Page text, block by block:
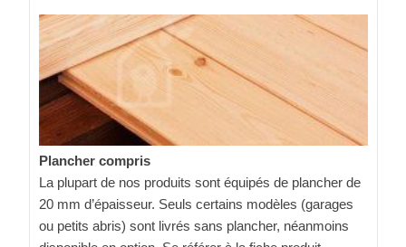
Plancher compris
La plupart de nos produits sont équipés de plancher de
20 mm d’épaisseur. Seuls certains modèles (garages
ou petits abris) sont livrés sans plancher, néanmoins